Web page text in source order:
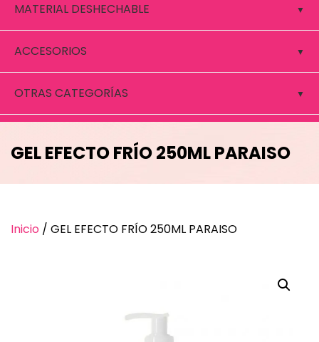
MATERIAL DESHECHABLE
ACCESORIOS
OTRAS CATEGORÍAS
GEL EFECTO FRÍO 250ML PARAISO
Inicio / GEL EFECTO FRÍO 250ML PARAISO